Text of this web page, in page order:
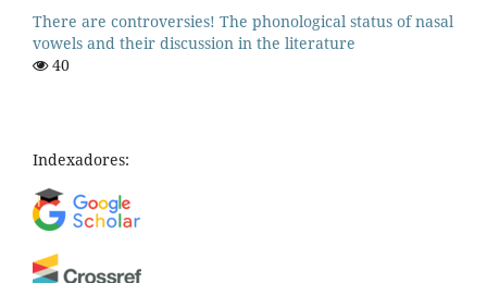
There are controversies! The phonological status of nasal
vowels and their discussion in the literature
40
Indexadores: